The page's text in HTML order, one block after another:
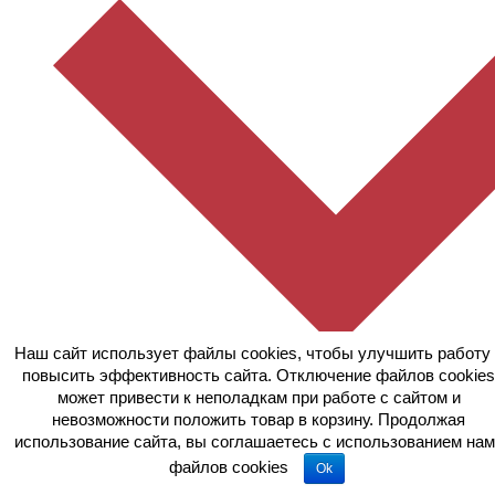
Наш сайт использует файлы cookies, чтобы улучшить работу
повысить эффективность сайта. Отключение файлов cookies
может привести к неполадкам при работе с сайтом и
невозможности положить товар в корзину. Продолжая
использование сайта, вы соглашаетесь c использованием
файлов cookies
Ok